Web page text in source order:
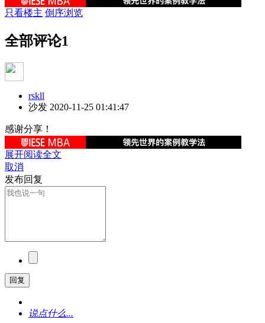
只看楼主 倒序浏览
全部评论1
rskll
沙发 2020-11-25 01:41:47
感谢分享！
展开阅读全文
取消
发布回复
回复
说点什么...